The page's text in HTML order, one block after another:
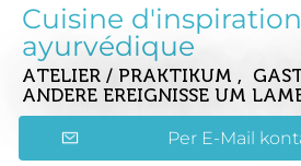
Cuisine d'inspiration
ayurvédique
ATELIER / PRAKTIKUM ,
ANDERE EREIGNISSE UM
Per E-Mail